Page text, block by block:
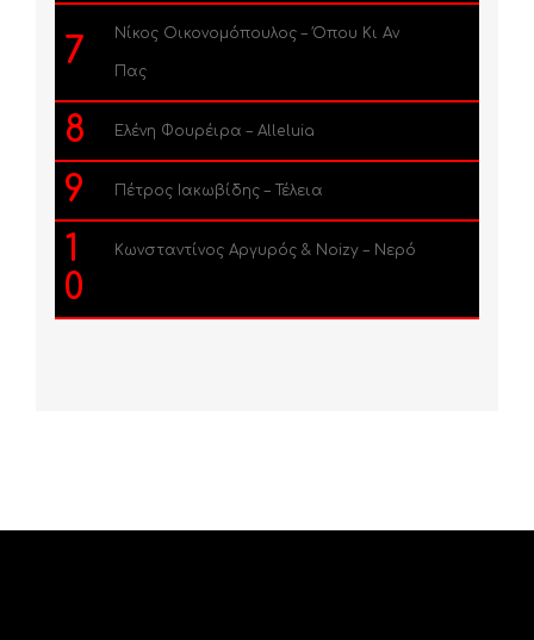
7 Νίκος Οικονομόπουλος – Όπου Κι Αν
Πας
8 Ελένη Φουρέιρα – Alleluia
9 Πέτρος Ιακωβίδης – Τέλεια
1
0
Κωνσταντίνος Αργυρός & Noizy – Νερό